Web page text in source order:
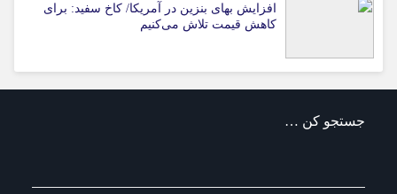
افزایش بهای بنزین در آمریکا/ کاخ سفید: برای
کاهش قیمت تلاش می‌کنیم
جستجو کن …